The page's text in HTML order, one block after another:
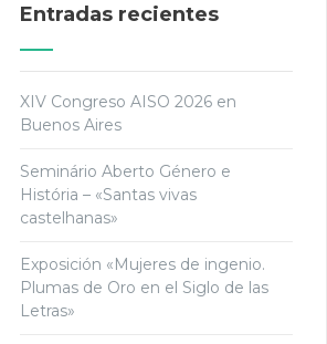
Entradas recientes
XIV Congreso AISO 2026 en
Buenos Aires
Seminário Aberto Género e
História – «Santas vivas
castelhanas»
Exposición «Mujeres de ingenio.
Plumas de Oro en el Siglo de las
Letras»